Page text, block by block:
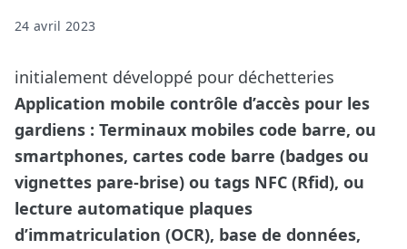
24 avril 2023
initialement développé pour déchetteries
Application mobile contrôle d’accès pour les
gardiens : Terminaux mobiles code barre, ou
smartphones, cartes code barre (badges ou
vignettes pare-brise) ou tags NFC (Rfid), ou
lecture automatique plaques
d’immatriculation (OCR), base de données,